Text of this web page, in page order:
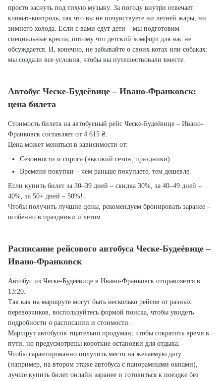
просто заснуть под тихую музыку. За погоду внутри отвечает
климат-контроль, так что вы не почувствуете ни летней жары, ни
зимнего холода. Если с вами едут дети – мы подготовим
специальные кресла, потому что детский комфорт для нас не
обсуждается. И, конечно, не забывайте о своих котах или собаках:
мы создали все условия, чтобы вы путешествовали вместе.
Автобус Ческе-Будеёвице – Ивано-Франковск:
цена билета
Стоимость билета на автобусный рейс Ческе-Будеёвице – Ивано-
Франковск составляет от 4 615 ₴.
Цена может меняться в зависимости от:
Сезонности и спроса (высокий сезон, праздники).
Времени покупки – чем раньше покупаете, тем дешевле.
Если купить билет за 30–39 дней – скидка 30%, за 40–49 дней –
40%, за 50+ дней – 50%!
Чтобы получить лучшие цены, рекомендуем бронировать заранее –
особенно в праздники и летом.
Расписание рейсового автобуса Ческе-Будеёвице –
Ивано-Франковск
Автобус из Ческе-Будеёвице в Ивано-Франковск отправляется в
13:20.
Так как на маршруте могут быть несколько рейсов от разных
перевозчиков, воспользуйтесь формой поиска, чтобы увидеть
подробности о расписании и стоимости.
Маршрут автобусов тщательно продуман, чтобы сократить время в
пути, но предусмотрены короткие остановки для отдыха.
Чтобы гарантированно получить место на желаемую дату
(например, на втором этаже автобуса с панорамными окнами),
лучше купить билет онлайн заранее и готовиться к поездке без